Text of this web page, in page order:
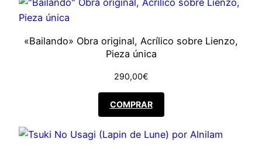
r
a
:
2
9
«Bailando» Obra original, Acrílico sobre Lienzo,
Pieza única
290,00€
COMPRAR